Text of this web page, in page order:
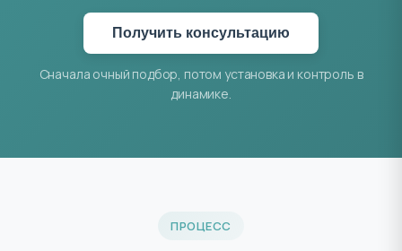
Получить консультацию
Сначала очный подбор, потом установка и контроль в
динамике.
ПРОЦЕСС